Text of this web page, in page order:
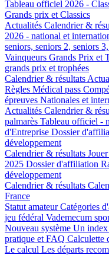
Tableau officiel 2026 -
Grands prix et Classics
Actualités Calendrier &
2026 - national et
seniors, seniors 2, seniors
Vainqueurs Grands Prix et
grands prix et trophées
Calendrier & résultats
Règles Médical pass
épreuves Nationales et
Actualités Calendrier &
palmarès Tableau officiel -
d'Entreprise Dossier
développement
Calendrier & résultats
2025 Dossier d'affiliation
développement
Calendrier & résultats
France
Statut amateurCatégories
jeu fédéral Vademecum
Nouveau système Un
pratique et FAQ Calculette
Le calcul Les départs